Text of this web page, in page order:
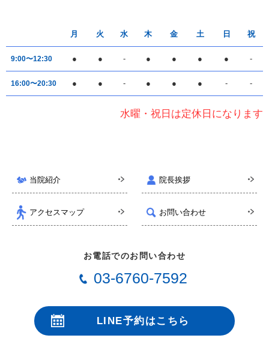
当院紹介 院長挨拶
アクセスマップ お問い合わせ
月 火 水 木 金 土 日 祝
9:00〜12:30 ● ● - ● ● ● ● -
16:00〜20:30 ● ● - ● ● ● - -
水曜・祝日は定休日になります
お電話でのお問い合わせ
03-6760-7592
LINE予約はこちら